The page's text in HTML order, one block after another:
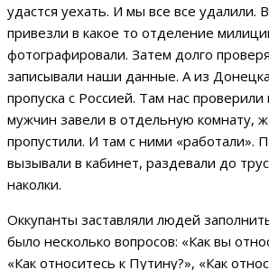
удастся уехать. И мы все все удалили.
привезли в какое то отделение
фотографировали. Затем долго
записывали наши данные. А из
пропуска с Россией. Там нас проверили
мужчин завели в отдельную комнату,
пропустили. И там с ними «работали».
вызывали в кабинет, раздевали до
наколки.
Оккупанты заставляли людей
было несколько вопросов: «Как вы
«Как относитесь к Путину?», «Как